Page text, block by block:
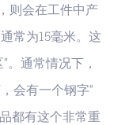
则会在工件中产
常为15毫米。这
。通常情况下，
会有一个钢字“
都有这个非常重